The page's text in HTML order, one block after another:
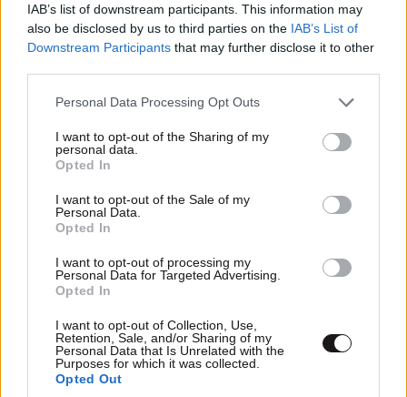
IAB’s list of downstream participants. This information may
also be disclosed by us to third parties on the IAB’s List of
Downstream Participants that may further disclose it to other
Please note that this website/app uses one or more Google
not limited to your visit or usage behaviour. You may click to
grant or deny consent to Google and its third-party tags to
use your data for below specified purposes in below Google
consent section.
Personal Data Processing Opt Outs
I want to opt-out of the Sharing of my
personal data.
Opted In
I want to opt-out of the Sale of my
Personal Data.
Opted In
I want to opt-out of processing my
Personal Data for Targeted Advertising.
Opted In
I want to opt-out of Collection, Use,
Retention, Sale, and/or Sharing of my
Personal Data that Is Unrelated with the
Purposes for which it was collected.
Opted Out
και μητέρα